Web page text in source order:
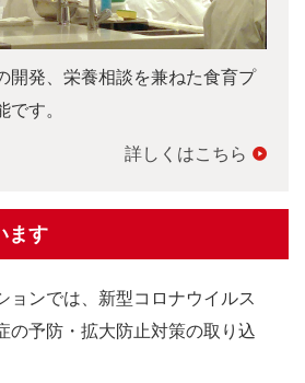
開発、栄養相談を兼ねた食育プ
す。
詳しくはこちら
ます
ョンでは、新型コロナウイルス
の予防・拡大防止対策の取り込